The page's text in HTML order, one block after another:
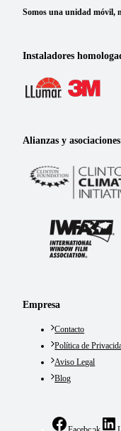
Somos una unidad móvil,
Instaladores
Alianzas y
Empresa
Contacto
Política de
Aviso Legal
Blog